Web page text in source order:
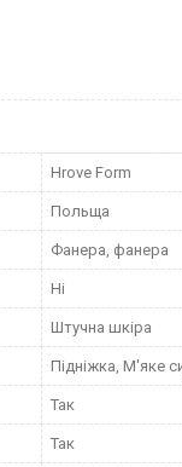
Hrove Form
Польща
Фанера, фанера
Ні
Штучна шкіра
Підніжка, М'яке
Так
Так